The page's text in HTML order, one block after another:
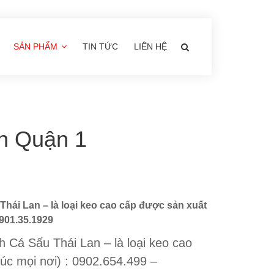
Quận 1
Lan – là loại keo cao cấp được sản xuất
Cá Sấu Thái Lan – là loại keo cao
mọi nơi) : 0902.654.499 –
SẢN PHẨM TIN TỨC LIÊN HỆ